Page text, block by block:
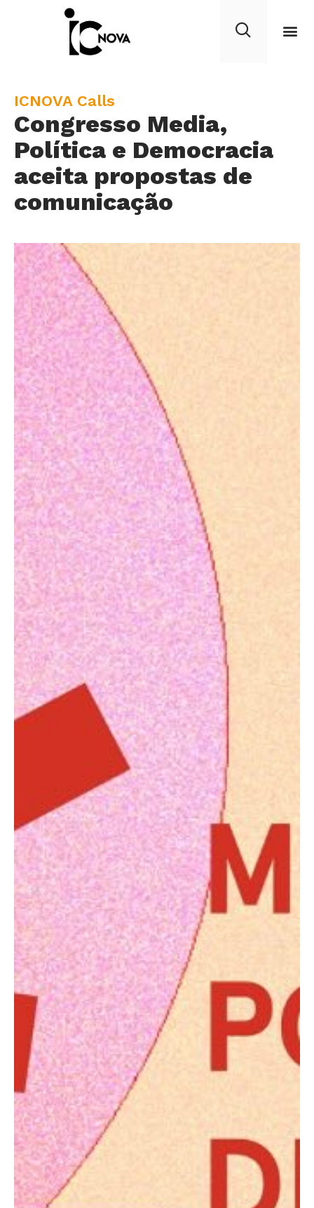
Congresso Media,
Política e Democracia
aceita propostas de
comunicação
C
a
t
e
g
o
ICNOVA Calls